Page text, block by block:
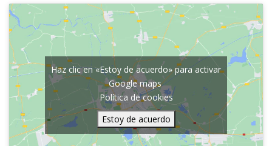
Haz clic en «Estoy de acuerdo» para activar
Google maps
Política de cookies
Estoy de acuerdo